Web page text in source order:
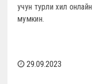
учун турли хил
мумкин.
29.09.2023